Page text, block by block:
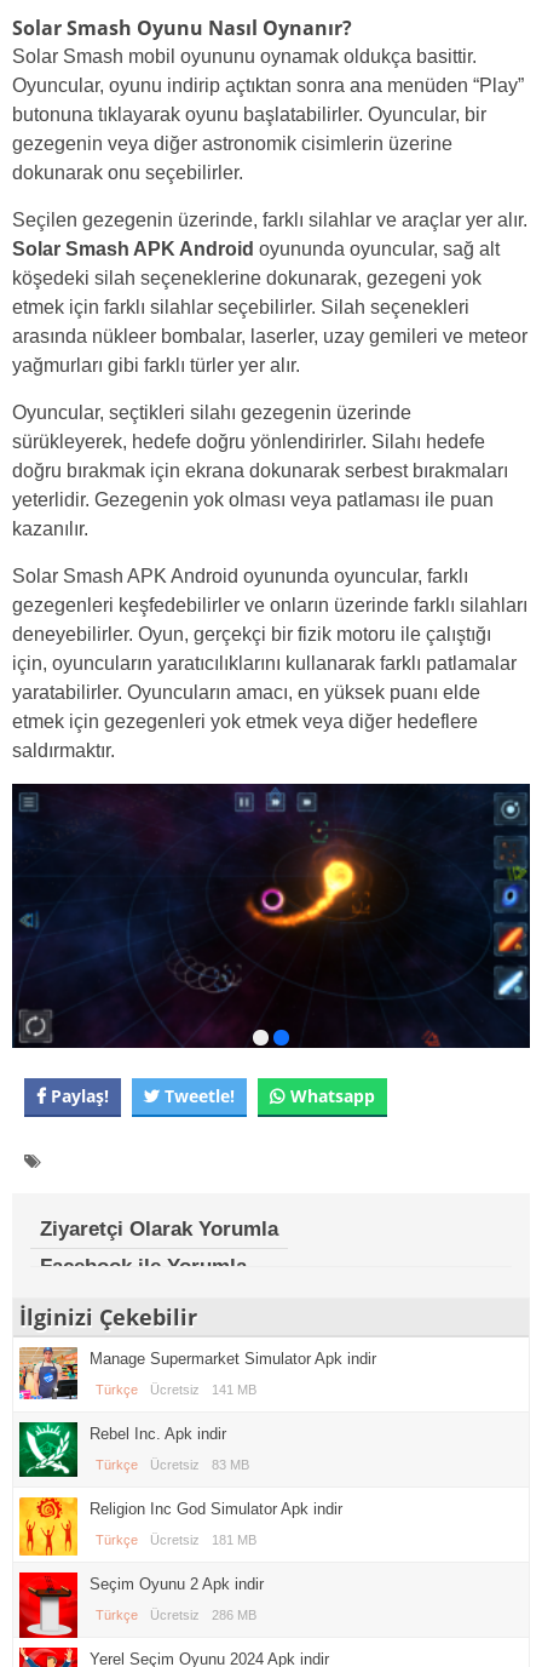
Solar Smash Oyunu Nasıl Oynanır?
Solar Smash mobil oyununu oynamak oldukça basittir.
Oyuncular, oyunu indirip açtıktan sonra ana menüden “Play”
butonuna tıklayarak oyunu başlatabilirler. Oyuncular, bir
gezegenin veya diğer astronomik cisimlerin üzerine
dokunarak onu seçebilirler.
Seçilen gezegenin üzerinde, farklı silahlar ve araçlar yer alır.
Solar Smash APK Android oyununda oyuncular, sağ alt
köşedeki silah seçeneklerine dokunarak, gezegeni yok
etmek için farklı silahlar seçebilirler. Silah seçenekleri
arasında nükleer bombalar, laserler, uzay gemileri ve meteor
yağmurları gibi farklı türler yer alır.
Oyuncular, seçtikleri silahı gezegenin üzerinde
sürükleyerek, hedefe doğru yönlendirirler. Silahı hedefe
doğru bırakmak için ekrana dokunarak serbest bırakmaları
yeterlidir. Gezegenin yok olması veya patlaması ile puan
kazanılır.
Solar Smash APK Android oyununda oyuncular, farklı
gezegenleri keşfedebilirler ve onların üzerinde farklı silahları
deneyebilirler. Oyun, gerçekçi bir fizik motoru ile çalıştığı
için, oyuncuların yaratıcılıklarını kullanarak farklı patlamalar
yaratabilirler. Oyuncuların amacı, en yüksek puanı elde
etmek için gezegenleri yok etmek veya diğer hedeflere
saldırmaktır.
Paylaş! Tweetle! Whatsapp
Ziyaretçi Olarak Yorumla
Facebook ile Yorumla
İlginizi Çekebilir
Manage Supermarket Simulator Apk indir
Türkçe Ücretsiz 141 MB
Rebel Inc. Apk indir
Türkçe Ücretsiz 83 MB
Religion Inc God Simulator Apk indir
Türkçe Ücretsiz 181 MB
Seçim Oyunu 2 Apk indir
Türkçe Ücretsiz 286 MB
Yerel Seçim Oyunu 2024 Apk indir